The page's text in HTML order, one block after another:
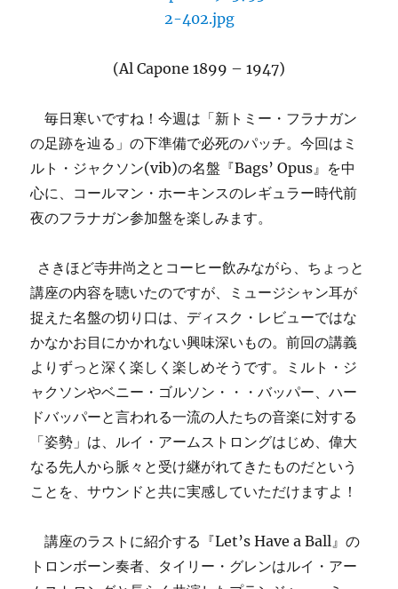
レ
ド
CEO、
リ
ス・
ー
へ
(Al Capone 1899 – 1947)
毎日寒いですね！今週は「新トミー・フラナガン
の足跡を辿る」の下準備で必死のパッチ。今回はミ
ルト・ジャクソン(vib)の名盤『Bags’ Opus』を中
心に、コールマン・ホーキンスのレギュラー時代前
夜のフラナガン参加盤を楽しみます。
さきほど寺井尚之とコーヒー飲みながら、ちょっと
講座の内容を聴いたのですが、ミュージシャン耳が
捉えた名盤の切り口は、ディスク・レビューではな
かなかお目にかかれない興味深いもの。前回の講義
よりずっと深く楽しく楽しめそうです。ミルト・ジ
ャクソンやベニー・ゴルソン・・・バッパー、ハー
ドバッパーと言われる一流の人たちの音楽に対する
「姿勢」は、ルイ・アームストロングはじめ、偉大
なる先人から脈々と受け継がれてきたものだという
ことを、サウンドと共に実感していただけますよ！
講座のラストに紹介する『Let’s Have a Ball』の
トロンボーン奏者、タイリー・グレンはルイ・アー